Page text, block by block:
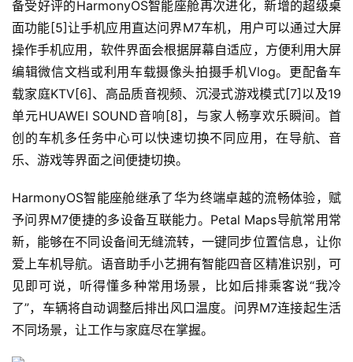
首
页
智
车
时
代
新
能
源
评
测
师
问界M7搭载 HUAWEI DriveONE 纯电驱增程平台，专为增
程系统打造的1.5T四缸增程器3.0，一升油可发3.13度电。
城市通勤用电，CLTC的纯电续航可达200公里以上；远途
自驾时，CLTC工况续航可达1220公里[9]，百公里油耗低
至5.8L，告别里程焦虑。V2L外放电功能[10]支持电烤炉等
大功率电器，更是精致露营活动的标配。双电机四驱系统综
合最大输出功率330kW，百公里加速4.8s[11]，配合精心调
校的全铝合金底盘和适宜的轴距设计，将舒适性与运动性完
美统一，带来行云流水般的驾驶感受。
AITO始终注重用户出行安全，问界M7按照最新的2021版
C-NCAP五星安全标准设计，用丰富的主被动安全配置为每
一次出行保驾护航。电池组拥有隔热、主动降温、防爆等多
重防护，避免发生热失控；行业领先的电池VHR技术支持实
时预警、AI学习和云-端-服务协同防护，犹如可靠的管家为